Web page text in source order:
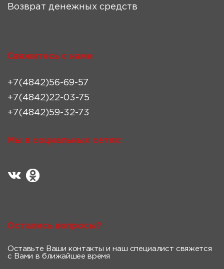
Возврат денежных средств
Свяжитесь с нами
+7(4842)56-69-57
+7(4842)22-03-75
+7(4842)59-32-73
Мы в социальных сетях:
Остались вопросы?
Оставьте Ваши контакты и наш специалист свяжется
с Вами в ближайшее время